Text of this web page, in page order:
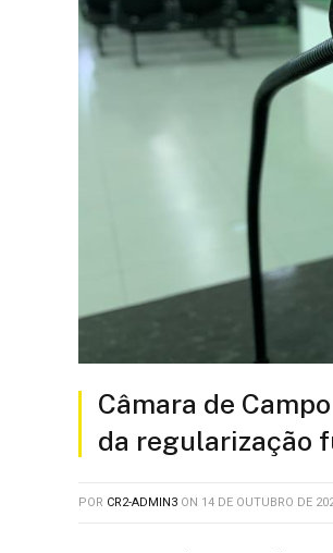
Câmara de
da regularização
POR CR2-ADMIN3 ON 14 DE OUTUBRO DE